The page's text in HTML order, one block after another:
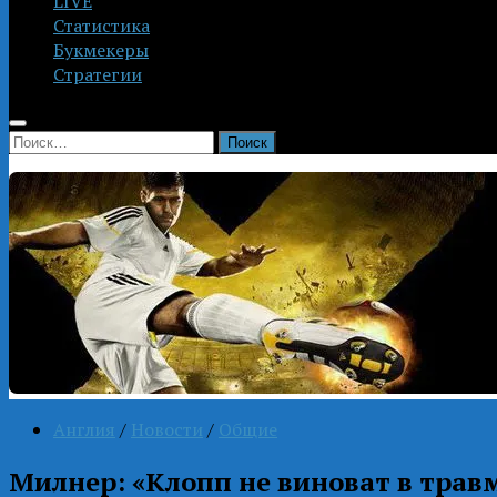
Статистика
Букмекеры
Стратегии
Найти:
Англия / Новости / Общие
Милнер: «Клопп не виноват в